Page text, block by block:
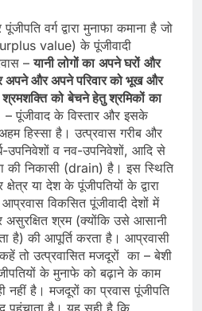
वर्ग द्वारा मुनाफा कमाना है जो
value) के पूंजीवादी
–यानीलोगोंका अपनेघरों और
अपनेऔरअपनेपरिवारकोभूख और
श्रमशक्ति को बेचनेहेतुश्रमि‍कों का
पूंजीवाद के विस्‍तार और इसके
हिस्सा है। उत्प्रवास गरीब और
उपनिवेशों व नव-उपनिवेशों, आदि से
की निकासी (drain) है। इस स्थिति
या देश के पूंजीपतियों के द्वारा
विकसित पूंजीवादी देशों में
श्रम (क्‍योंकि उसे आसानी
है) की आपूर्ति करता है। आप्रवासी
तो उत्‍प्रवासित मजदूरों का – बेशी
के मुनाफे को बढ़ाने के काम
नहीं है। मजदूरों का प्रवास पूंजीपति
पहुंचाता है। यह सही है कि